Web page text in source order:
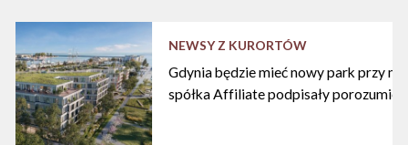
NEWSY Z KURORTÓW
Gdynia będzie mieć nowy park przy
spółka Affiliate podpisały